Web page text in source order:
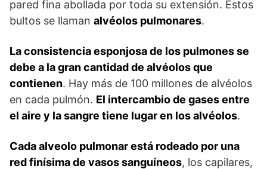
pared fina abollada por toda su extensión. Estos
bultos se llaman alvéolos pulmonares.
La consistencia esponjosa de los pulmones se
debe a la gran cantidad de alvéolos que
contienen. Hay más de 100 millones de alvéolos
en cada pulmón. El intercambio de gases entre
el aire y la sangre tiene lugar en los alvéolos.
Cada alveolo pulmonar está rodeado por una
red finísima de vasos sanguíneos, los capilares,